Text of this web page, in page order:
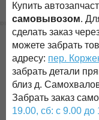
Купить
самовывозом.
сделать заказ
можете забрать
адресу: пер.
забрать детали
близ д.
Забрать заказ
19.00, сб: с 9.00 до